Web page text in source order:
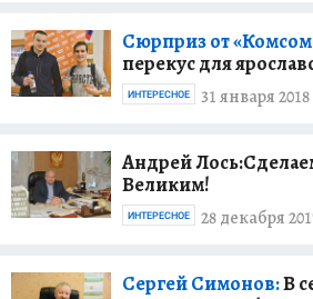
Сюрприз от
перекус для
31 января 2018
ИНТЕРЕСНОЕ
Андрей
Великим!
28 декабря
ИНТЕРЕСНОЕ
Сергей Симонов:В